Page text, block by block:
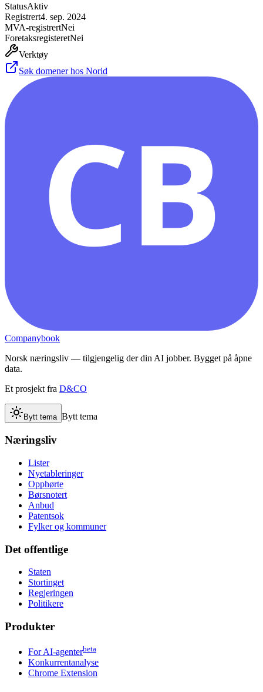
StatusAktiv
Registrert4. sep. 2024
MVA-registrertNei
ForetaksregisteretNei
Verktøy
Søk domener hos Norid
CB
Companybook
Norsk næringsliv — tilgjengelig der din AI jobber. Bygget på åpne
data.
Et prosjekt fra D&CO
Bytt tema Bytt tema
Næringsliv
Lister
Nyetableringer
Opphørte
Børsnotert
Anbud
Patentsok
Fylker og kommuner
Det offentlige
Staten
Stortinget
Regjeringen
Politikere
Produkter
For AI-agenterbeta
Konkurrentanalyse
Chrome Extension